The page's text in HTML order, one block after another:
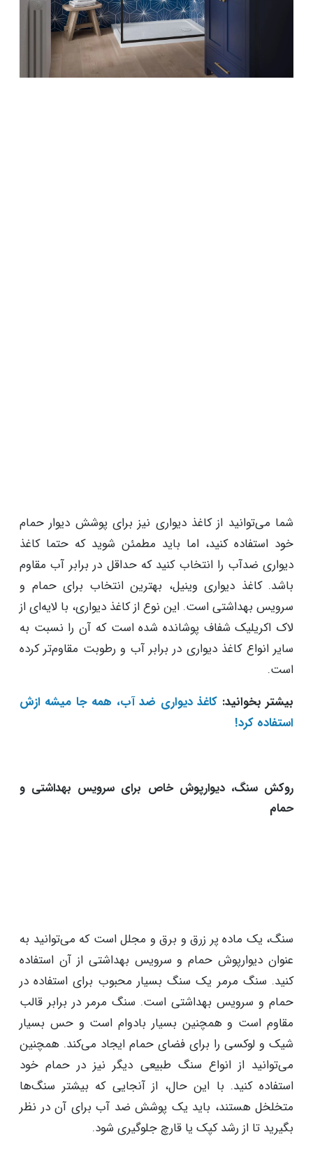
شما می‌توانید از کاغذ دیواری نیز برای پوشش دیوار حمام
خود استفاده کنید، اما باید مطمئن شوید که حتما کاغذ
دیواری ضدآب را انتخاب کنید که حداقل در برابر آب مقاوم
باشد. کاغذ دیواری وینیل، بهترین انتخاب برای حمام و
سرویس بهداشتی است. این نوع از کاغذ دیواری، با لایه‌ای از
لاک اکریلیک شفاف پوشانده شده است که آن را نسبت به
سایر انواع کاغذ دیواری در برابر آب و رطوبت مقاوم‌تر کرده
است.
بیشتر بخوانید:کاغذ دیواری ضد آب، همه جا میشه ازش
استفاده کرد!
روکش سنگ، دیوارپوش خاص برای سرویس بهداشتی و
حمام
سنگ، یک ماده پر زرق و برق و مجلل است که می‌توانید به
عنوان دیوارپوش حمام و سرویس بهداشتی از آن استفاده
کنید. سنگ مرمر یک سنگ بسیار محبوب برای استفاده در
حمام و سرویس بهداشتی است. سنگ مرمر در برابر قالب
مقاوم است و همچنین بسیار بادوام است و حس بسیار
شیک و لوکسی را برای فضای حمام ایجاد می‌کند. همچنین
می‌توانید از انواع سنگ طبیعی دیگر نیز در حمام خود
استفاده کنید. با این حال، از آنجایی که بیشتر سنگ‌ها
متخلخل هستند، باید یک پوشش ضد آب برای آن در نظر
بگیرید تا از رشد کپک یا قارچ جلوگیری شود.